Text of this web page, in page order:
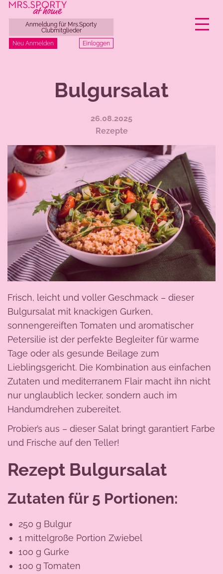
Anmeldung für Mrs.Sporty
Clubmitglieder
Neu Anmelden
Einloggen
Bulgursalat
26.08.2025
Rezepte
Frisch, leicht und voller Geschmack – dieser
Bulgursalat mit knackigen Gurken,
sonnengereiften Tomaten und aromatischer
Petersilie ist der perfekte Begleiter für warme
Tage oder als gesunde Beilage zum
Lieblingsgericht. Die Kombination aus einfachen
Zutaten und mediterranem Flair macht ihn nicht
nur unglaublich lecker, sondern auch im
Handumdrehen zubereitet.
Probier’s aus – dieser Salat bringt garantiert Farbe
und Frische auf den Teller!
Rezept Bulgursalat
Zutaten für 5 Portionen:
250 g Bulgur
1 mittelgroße Portion Zwiebel
100 g Gurke
100 g Tomaten